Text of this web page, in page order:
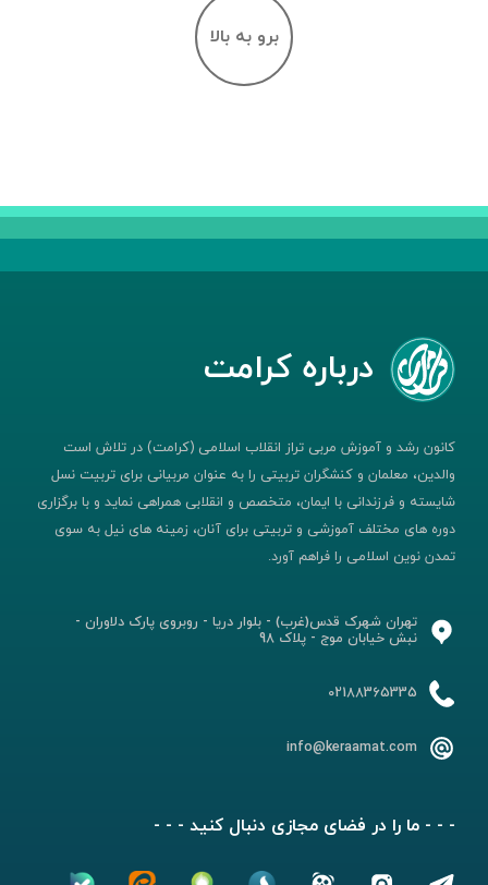
برو به بالا
درباره کرامت
کانون رشد و آموزش مربی تراز انقلاب اسلامی (کرامت) در تلاش است
والدین، معلمان و کنشگران تربیتی را به عنوان مربیانی برای تربیت نسل
شایسته و فرزندانی با ایمان، متخصص و انقلابی همراهی نماید و با برگزاری
دوره های مختلف آموزشی و تربیتی برای آنان، زمینه های نیل به سوی
تمدن نوین اسلامی را فراهم آورد.
تهران شهرک قدس(غرب) - بلوار دریا - روبروی پارک دلاوران -
نبش خیابان موج - پلاک 98
02188365335
info@keraamat.com
- - - ما را در فضای مجازی دنبال کنید - - -